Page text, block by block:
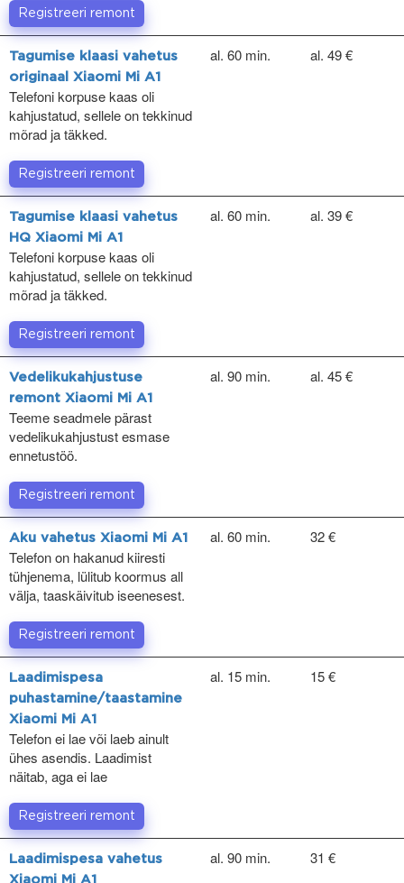
Registreeri remont
Tagumise klaasi vahetus
originaal Xiaomi Mi A1
Telefoni korpuse kaas oli
kahjustatud, sellele on tekkinud
mõrad ja täkked.
al. 60 min. al. 49 €
Registreeri remont
Tagumise klaasi vahetus
HQ Xiaomi Mi A1
Telefoni korpuse kaas oli
kahjustatud, sellele on tekkinud
mõrad ja täkked.
al. 60 min. al. 39 €
Registreeri remont
Vedelikukahjustuse
remont Xiaomi Mi A1
Teeme seadmele pärast
vedelikukahjustust esmase
ennetustöö.
al. 90 min. al. 45 €
Registreeri remont
Aku vahetus Xiaomi Mi A1
Telefon on hakanud kiiresti
tühjenema, lülitub koormus all
välja, taaskäivitub iseenesest.
al. 60 min. 32 €
Registreeri remont
Laadimispesa
puhastamine/taastamine
Xiaomi Mi A1
Telefon ei lae või laeb ainult
ühes asendis. Laadimist
näitab, aga ei lae
al. 15 min. 15 €
Registreeri remont
Laadimispesa vahetus
Xiaomi Mi A1
al. 90 min. 31 €